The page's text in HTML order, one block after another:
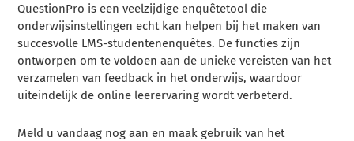
QuestionPro is een veelzijdige enquêtetool die
onderwijsinstellingen echt kan helpen bij het maken van
succesvolle LMS-studentenenquêtes. De functies zijn
ontworpen om te voldoen aan de unieke vereisten van het
verzamelen van feedback in het onderwijs, waardoor
uiteindelijk de online leerervaring wordt verbeterd.
Meld u vandaag nog aan en maak gebruik van het